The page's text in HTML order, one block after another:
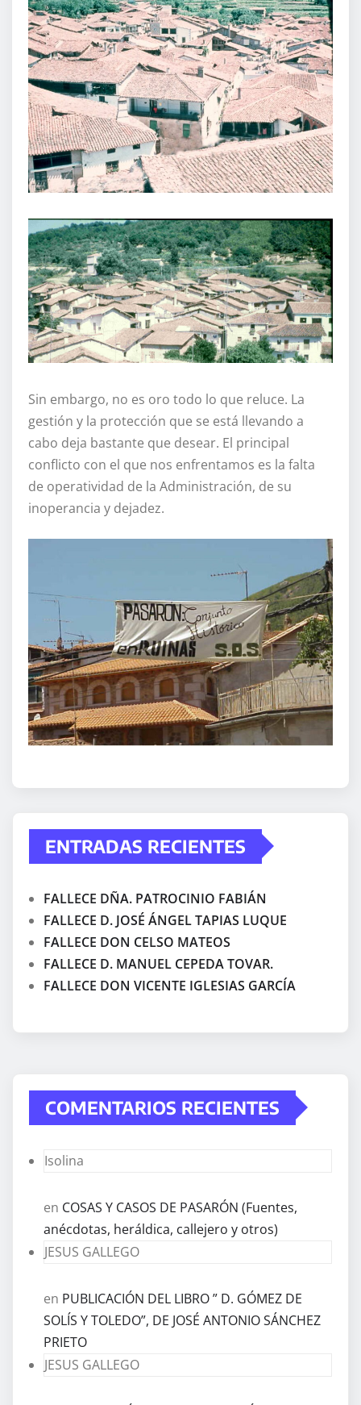
Sin embargo, no es oro todo lo que reluce. La
gestión y la protección que se está llevando a
cabo deja bastante que desear. El principal
conflicto con el que nos enfrentamos es la falta
de operatividad de la Administración, de su
inoperancia y dejadez.
ENTRADAS RECIENTES
FALLECE DÑA. PATROCINIO FABIÁN
FALLECE D. JOSÉ ÁNGEL TAPIAS LUQUE
FALLECE DON CELSO MATEOS
FALLECE D. MANUEL CEPEDA TOVAR.
FALLECE DON VICENTE IGLESIAS GARCÍA
COMENTARIOS RECIENTES
Isolina
en COSAS Y CASOS DE PASARÓN (Fuentes,
anécdotas, heráldica, callejero y otros)
JESUS GALLEGO
en PUBLICACIÓN DEL LIBRO ” D. GÓMEZ DE
SOLÍS Y TOLEDO”, DE JOSÉ ANTONIO SÁNCHEZ
PRIETO
JESUS GALLEGO